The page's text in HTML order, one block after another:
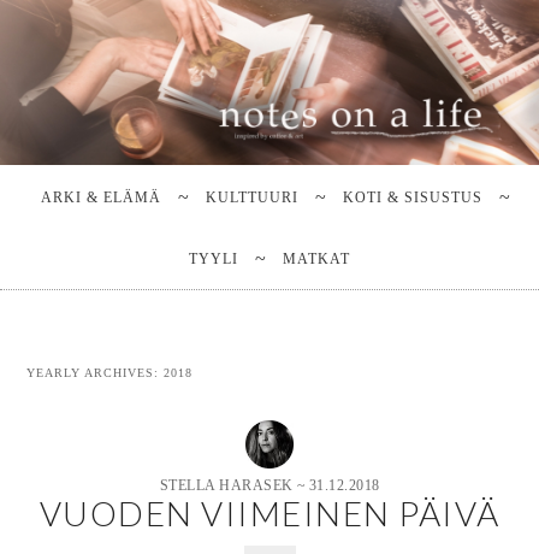
Notes on a life
Stella Harasek & Jarno Jussila
ARKI & ELÄMÄ KULTTUURI KOTI & SISUSTUS
TYYLI MATKAT
YEARLY ARCHIVES:2018
STELLA HARASEK ~ 31.12.2018
VUODEN VIIMEINEN PÄIVÄ